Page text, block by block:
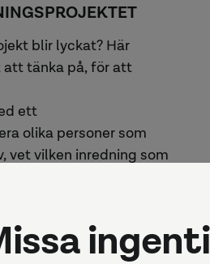
blir lyckat? Här
att tänka på, för att
ett
olika personer som
vet vilken inredning som
för flytt och hur
Att
och vana
är en god förutsättning